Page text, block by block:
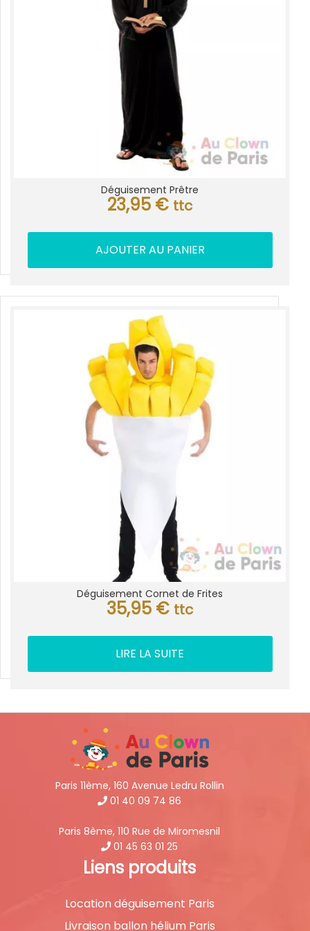
Déguisement Prêtre
23,95 € ttc
AJOUTER AU PANIER
Déguisement Cornet de Frites
35,95 € ttc
LIRE LA SUITE
Paris 11ème, 160 Avenue Ledru Rollin
01 40 09 74 86
Paris 8ème, 110 Rue de Miromesnil
01 45 63 01 25
Liens produits
Location déguisement Paris
Livraison ballon hélium Paris